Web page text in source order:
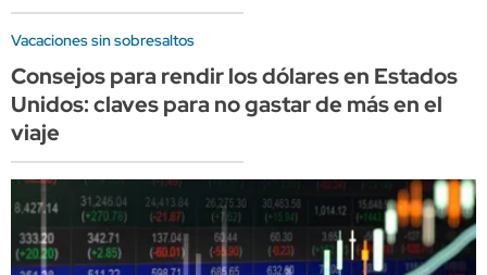
Vacaciones sin sobresaltos
Consejos para rendir los dólares en Estados
Unidos: claves para no gastar de más en el
viaje